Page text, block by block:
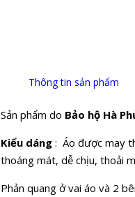
Thông tin sản phẩm
Sản phẩm do Bảo hộ Hà
Kiểu dáng : Áo được may
thoáng mát, dễ chịu, thoải
Phản quang ở vai áo và 2